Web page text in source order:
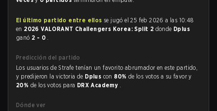
El último partido entre ellos se jugó el 25 feb 2026 a las 10:48
en 2026 VALORANT Challengers Korea: Split 2 donde Dplus
ganó 2 - 0 .
Predicción del partido
Los usuarios de Strafe tenían un favorito abrumador en este partido,
y predijeron la victoria de Dplus con 80% de los votos a su favor y
20% de los votos para DRX Academy .
Dónde ver